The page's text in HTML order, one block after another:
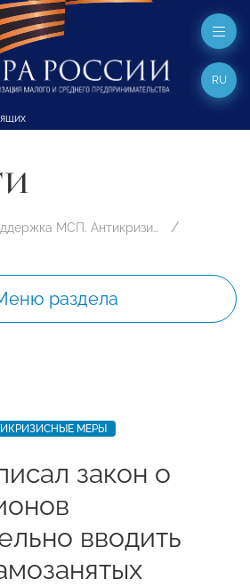
RU
Поддержка МСП. Антикризисные меры
раздела
МЕРЫ
закон о
вводить